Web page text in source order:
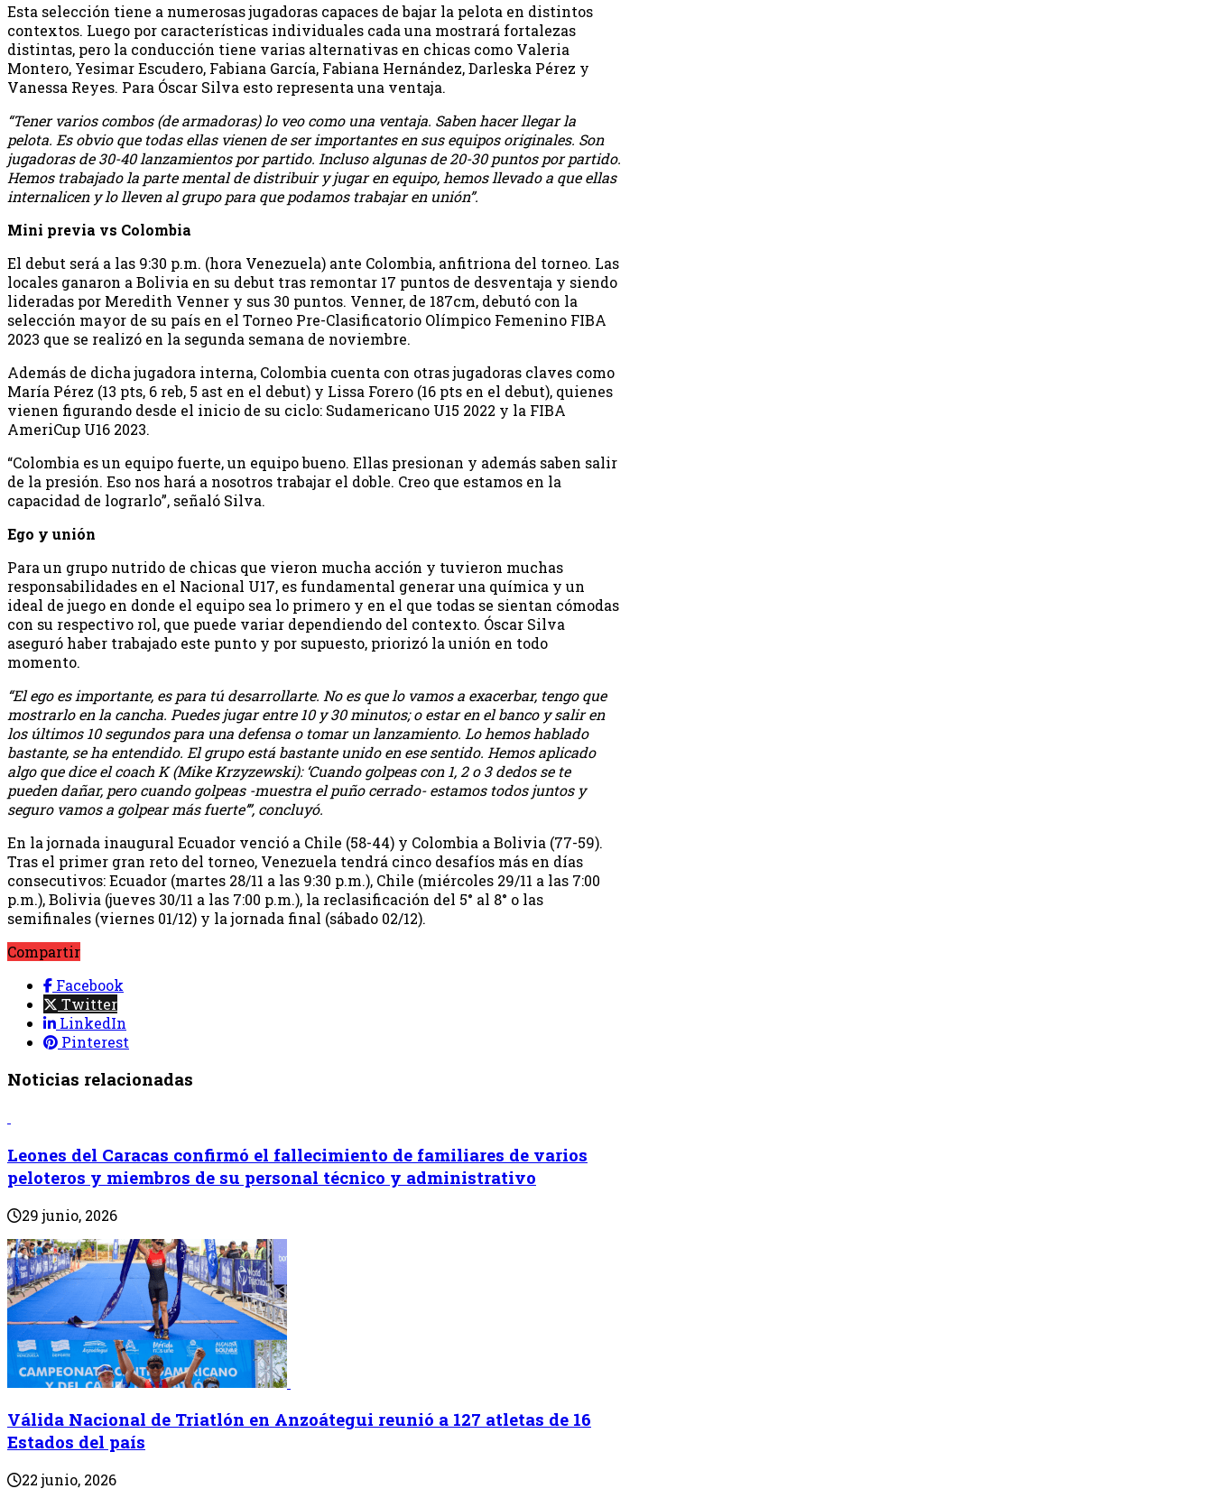
Esta selección tiene a numerosas jugadoras capaces de bajar la pelota en distintos
contextos. Luego por características individuales cada una mostrará fortalezas
distintas, pero la conducción tiene varias alternativas en chicas como Valeria
Montero, Yesimar Escudero, Fabiana García, Fabiana Hernández, Darleska Pérez y
Vanessa Reyes. Para Óscar Silva esto representa una ventaja.
“Tener varios combos (de armadoras) lo veo como una ventaja. Saben hacer llegar la
pelota. Es obvio que todas ellas vienen de ser importantes en sus equipos originales. Son
jugadoras de 30-40 lanzamientos por partido. Incluso algunas de 20-30 puntos por partido.
Hemos trabajado la parte mental de distribuir y jugar en equipo, hemos llevado a que ellas
internalicen y lo lleven al grupo para que podamos trabajar en unión”.
Mini previa vs Colombia
El debut será a las 9:30 p.m. (hora Venezuela) ante Colombia, anfitriona del torneo. Las
locales ganaron a Bolivia en su debut tras remontar 17 puntos de desventaja y siendo
lideradas por Meredith Venner y sus 30 puntos. Venner, de 187cm, debutó con la
selección mayor de su país en el Torneo Pre-Clasificatorio Olímpico Femenino FIBA
2023 que se realizó en la segunda semana de noviembre.
Además de dicha jugadora interna, Colombia cuenta con otras jugadoras claves como
María Pérez (13 pts, 6 reb, 5 ast en el debut) y Lissa Forero (16 pts en el debut), quienes
vienen figurando desde el inicio de su ciclo: Sudamericano U15 2022 y la FIBA
AmeriCup U16 2023.
“Colombia es un equipo fuerte, un equipo bueno. Ellas presionan y además saben salir
de la presión. Eso nos hará a nosotros trabajar el doble. Creo que estamos en la
capacidad de lograrlo”, señaló Silva.
Ego y unión
Para un grupo nutrido de chicas que vieron mucha acción y tuvieron muchas
responsabilidades en el Nacional U17, es fundamental generar una química y un
ideal de juego en donde el equipo sea lo primero y en el que todas se sientan cómodas
con su respectivo rol, que puede variar dependiendo del contexto. Óscar Silva
aseguró haber trabajado este punto y por supuesto, priorizó la unión en todo
momento.
“El ego es importante, es para tú desarrollarte. No es que lo vamos a exacerbar, tengo que
mostrarlo en la cancha. Puedes jugar entre 10 y 30 minutos; o estar en el banco y salir en
los últimos 10 segundos para una defensa o tomar un lanzamiento. Lo hemos hablado
bastante, se ha entendido. El grupo está bastante unido en ese sentido. Hemos aplicado
algo que dice el coach K (Mike Krzyzewski): ‘Cuando golpeas con 1, 2 o 3 dedos se te
pueden dañar, pero cuando golpeas -muestra el puño cerrado- estamos todos juntos y
seguro vamos a golpear más fuerte’”, concluyó.
En la jornada inaugural Ecuador venció a Chile (58-44) y Colombia a Bolivia (77-59).
Tras el primer gran reto del torneo, Venezuela tendrá cinco desafíos más en días
consecutivos: Ecuador (martes 28/11 a las 9:30 p.m.), Chile (miércoles 29/11 a las 7:00
p.m.), Bolivia (jueves 30/11 a las 7:00 p.m.), la reclasificación del 5° al 8° o las
semifinales (viernes 01/12) y la jornada final (sábado 02/12).
Compartir
Facebook
Twitter
LinkedIn
Pinterest
Noticias relacionadas
Leones del Caracas confirmó el fallecimiento de familiares de varios
peloteros y miembros de su personal técnico y administrativo
29 junio, 2026
Válida Nacional de Triatlón en Anzoátegui reunió a 127 atletas de 16
Estados del país
22 junio, 2026